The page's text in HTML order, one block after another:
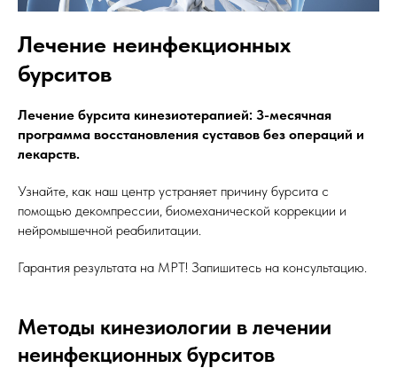
Лечение неинфекционных
бурситов
Лечение бурсита кинезиотерапией: 3-месячная
программа восстановления суставов без операций и
лекарств.
Узнайте, как наш центр устраняет причину бурсита с
помощью декомпрессии, биомеханической коррекции и
нейромышечной реабилитации.
Гарантия результата на МРТ! Запишитесь на консультацию.
Методы кинезиологии в лечении
неинфекционных бурситов